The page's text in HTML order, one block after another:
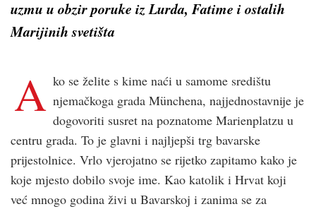
uzmu u obzir poruke iz Lurda, Fatime i ostalih
Marijinih svetišta
A ko se želite s kime naći u samome središtu
njemačkoga grada Münchena, najjednostavnije je
dogovoriti susret na poznatome Marienplatzu u
centru grada. To je glavni i najljepši trg bavarske
prijestolnice. Vrlo vjerojatno se rijetko zapitamo kako je
koje mjesto dobilo svoje ime. Kao katolik i Hrvat koji
već mnogo godina živi u Bavarskoj i zanima se za